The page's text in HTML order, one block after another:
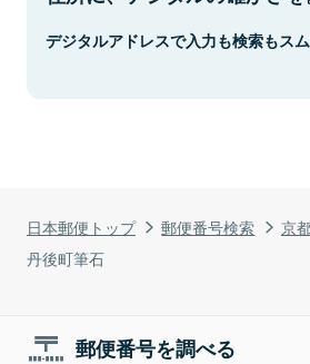
日本郵便トップ 郵便番号検索 京
丹後町筆石
デジタルアドレスで入力も検索もスム
郵便番号を調べる